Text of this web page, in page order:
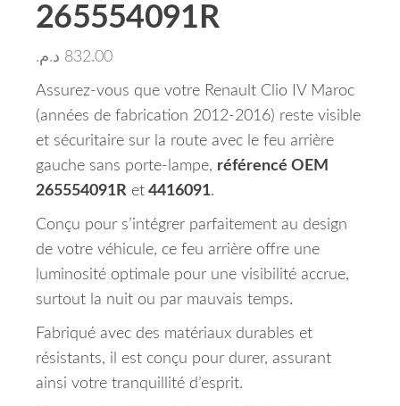
265554091R
832.00 د.م.
Assurez-vous que votre Renault Clio IV Maroc
(années de fabrication 2012-2016) reste visible
et sécuritaire sur la route avec le feu arrière
gauche sans porte-lampe, référencé OEM
265554091R et 4416091.
Conçu pour s’intégrer parfaitement au design
de votre véhicule, ce feu arrière offre une
luminosité optimale pour une visibilité accrue,
surtout la nuit ou par mauvais temps.
Fabriqué avec des matériaux durables et
résistants, il est conçu pour durer, assurant
ainsi votre tranquillité d’esprit.